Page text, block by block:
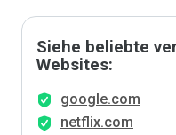
Siehe beliebte
Websites:
google.com
netflix.com